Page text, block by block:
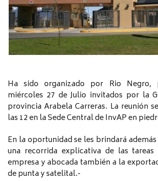
Ha sido organizado por Rio Negro,
miércoles 27 de Julio invitados por la
provincia Arabela Carreras. La reunión
las 12 en la Sede Central de InvAP en
En la oportunidad se les brindará
una recorrida explicativa de las
empresa y abocada también a la
de punta y satelital.-